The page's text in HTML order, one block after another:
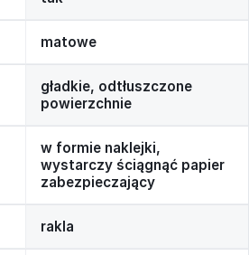
matowe
gładkie, odtłuszczone
powierzchnie
w formie naklejki,
wystarczy ściągnąć papier
zabezpieczający
rakla